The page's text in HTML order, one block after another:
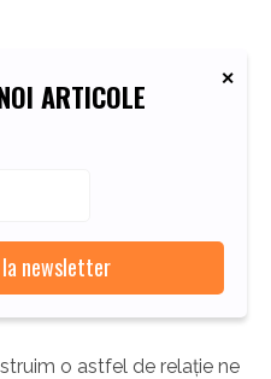
ARTICOLE
o astfel de relație ne